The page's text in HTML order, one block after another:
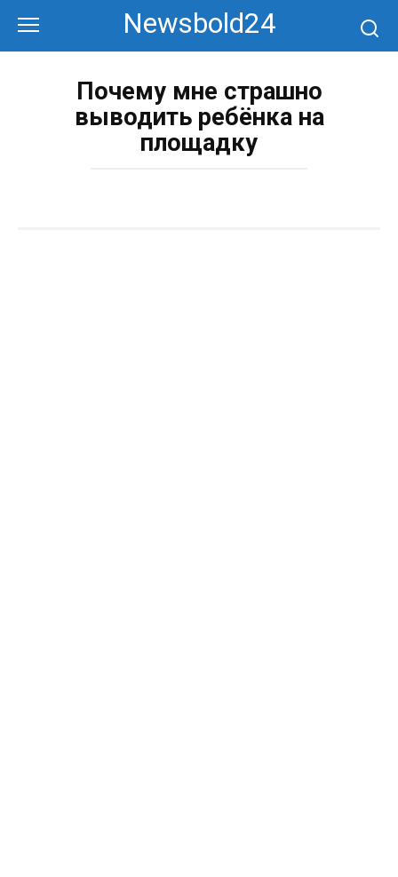
контенту
Newsbold24
Почему мне страшно
выводить ребёнка на
площадку